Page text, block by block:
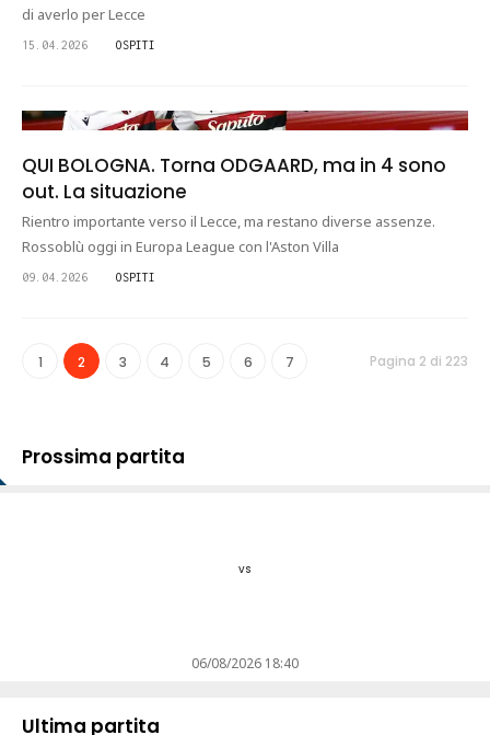
di averlo per Lecce
15.04.2026 OSPITI
QUI BOLOGNA. Torna ODGAARD, ma in 4 sono
out. La situazione
Rientro importante verso il Lecce, ma restano diverse assenze.
Rossoblù oggi in Europa League con l'Aston Villa
09.04.2026 OSPITI
1 2 3 4 5 6 7 Pagina 2 di 223
Prossima partita
vs
06/08/2026 18:40
Ultima partita